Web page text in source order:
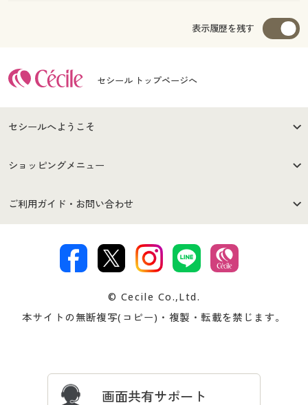
表示履歴を残す
セシール トップページへ
セシールへようこそ
はじめての方へ
セシールご利用規約
著作権・商標について 会社案内
ショッピングメニュー
商品カテゴリ
プレゼント＆キャンペーン サイトマップ
ご利用ガイド・お問い合わせ
交換・返品は お支払は
ついて
忘れの場合
© Cecile Co.,Ltd.
本サイトの無断複写(コピー)・複製・転載を禁じます。
画面共有サポート